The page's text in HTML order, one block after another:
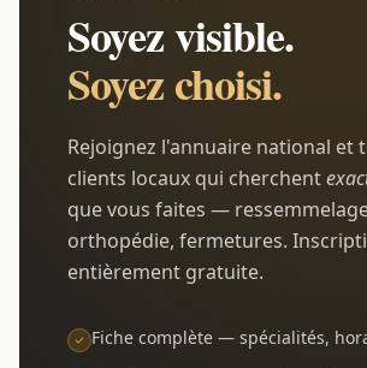
Soyez visible.
Soyez choisi.
Rejoignez l'annuaire national et
clients locaux qui cherchent
que vous faites —
orthopédie, fermetures.
entièrement gratuite.
Fiche complète — spécialités,